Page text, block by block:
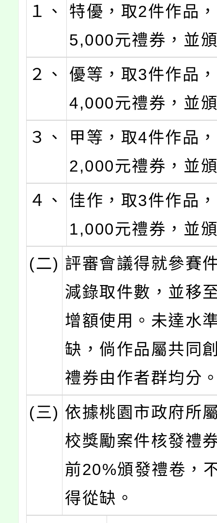
１、
特優，取2件作品
5,000元禮券，並
２、
優等，取3件作品
4,000元禮券，並
３、
甲等，取4件作品
2,000元禮券，並
４、
佳作，取3件作品
1,000元禮券，並
(二) 評審會議得就參賽
減錄取件數，並移
增額使用。未達水
缺，倘作品屬共同
禮券由作者群均分
(三) 依據桃園市政府所
校獎勵案件核發禮
前20%頒發禮卷，
得從缺。